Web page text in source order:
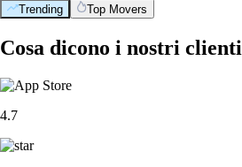
Trending Top Movers
Cosa dicono i nostri clienti
4.7